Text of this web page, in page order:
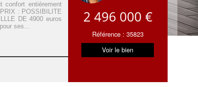
confort entièrement
: POSSIBILITE
DE 4900 euros
ses...
2 496 000 €
Référence : 35823
Voir le bien